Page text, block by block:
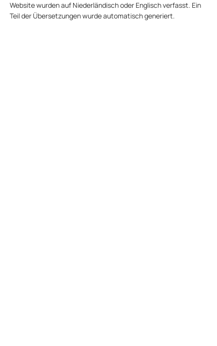
Website wurden auf Niederländisch oder Englisch verfasst. Ein
Teil der Übersetzungen wurde automatisch generiert.